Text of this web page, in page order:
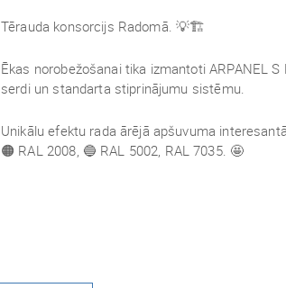
Tērauda konsorcijs Radomā. 💡🏗️
Ēkas norobežošanai tika izmantoti ARPANEL
serdi un standarta stiprinājumu sistēmu.
Unikālu efektu rada ārējā apšuvuma
🟠 RAL 2008, 🔵 RAL 5002, RAL 7035. 🤩